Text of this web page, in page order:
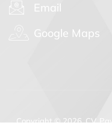
Email
Google Maps
Copyright © 2026. CV.